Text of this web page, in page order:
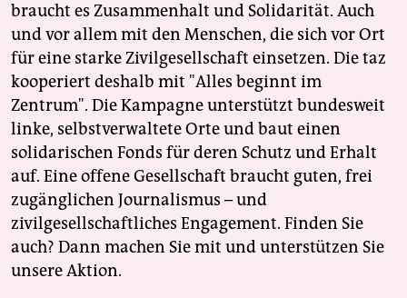
braucht es Zusammenhalt und Solidarität. Auch
und vor allem mit den Menschen, die sich vor Ort
für eine starke Zivilgesellschaft einsetzen. Die taz
kooperiert deshalb mit "Alles beginnt im
Zentrum". Die Kampagne unterstützt bundesweit
linke, selbstverwaltete Orte und baut einen
solidarischen Fonds für deren Schutz und Erhalt
auf. Eine offene Gesellschaft braucht guten, frei
zugänglichen Journalismus – und
zivilgesellschaftliches Engagement. Finden Sie
auch? Dann machen Sie mit und unterstützen Sie
unsere Aktion.